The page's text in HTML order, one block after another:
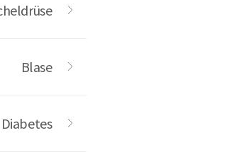
Blase
Diabetes